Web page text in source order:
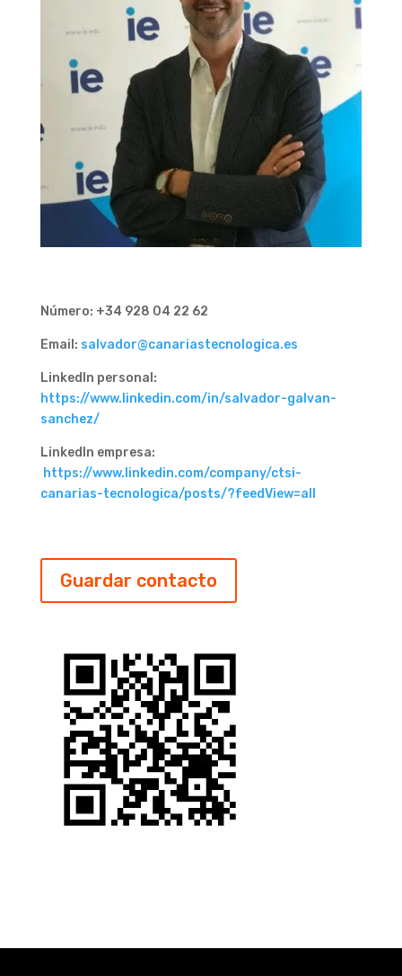
Número: +34 928 04 22 62
Email: salvador@canariastecnologica.es
LinkedIn personal:
https://www.linkedin.com/in/salvador-galvan-
sanchez/
LinkedIn empresa:
https://www.linkedin.com/company/ctsi-
canarias-tecnologica/posts/?feedView=all
Guardar contacto